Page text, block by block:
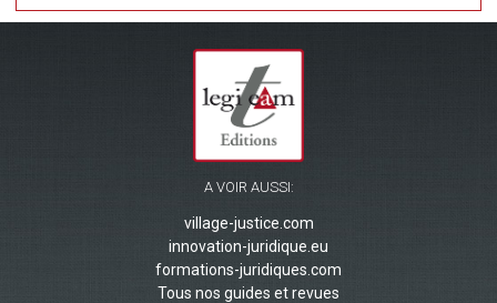
A VOIR AUSSI:
village-justice.com
innovation-juridique.eu
formations-juridiques.com
Tous nos guides et revues